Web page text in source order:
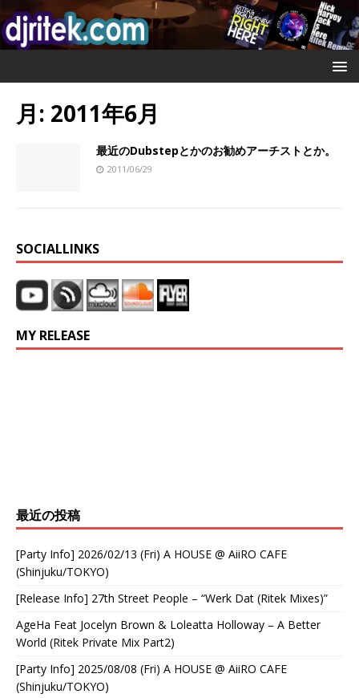
月: 2011年6月
最近のDubstepとかのお勧めアーチストとか。
2011/06/29
SOCIALLINKS
MY RELEASE
最近の投稿
[Party Info] 2026/02/13 (Fri) A HOUSE @ AiiRO CAFE
(Shinjuku/TOKYO)
[Release Info] 27th Street People – “Werk Dat (Ritek Mixes)”
AgeHa Feat Jocelyn Brown & Loleatta Holloway – A Better
World (Ritek Private Mix Part2)
[Party Info] 2025/08/08 (Fri) A HOUSE @ AiiRO CAFE
(Shinjuku/TOKYO)